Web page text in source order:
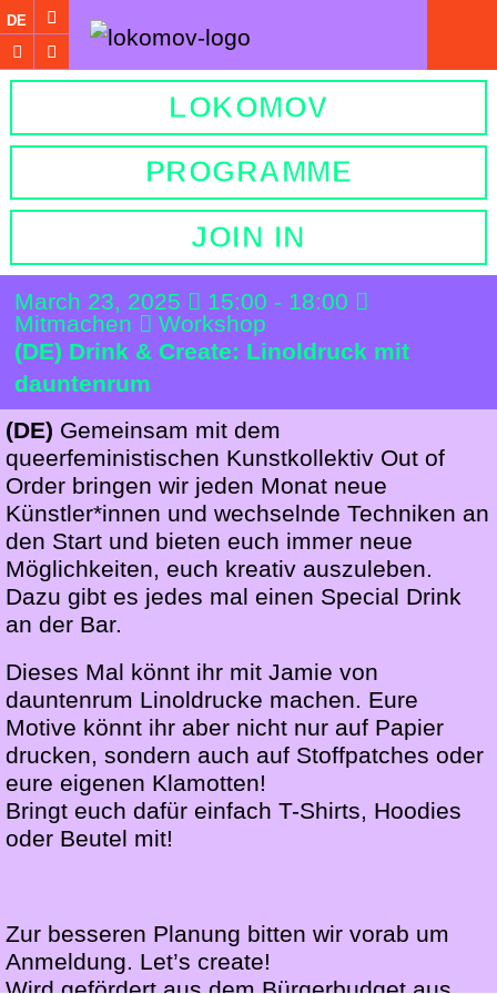
DE
LOKOMOV
PROGRAMME
JOIN IN
March 23, 2025
15:00 - 18:00
Mitmachen
Workshop
(DE) Drink & Create: Linoldruck mit
dauntenrum
(DE) Gemeinsam mit dem
queerfeministischen Kunstkollektiv Out of
Order bringen wir jeden Monat neue
Künstler*innen und wechselnde Techniken an
den Start und bieten euch immer neue
Möglichkeiten, euch kreativ auszuleben.
Dazu gibt es jedes mal einen Special Drink
an der Bar.
Dieses Mal könnt ihr mit Jamie von
dauntenrum Linoldrucke machen. Eure
Motive könnt ihr aber nicht nur auf Papier
drucken, sondern auch auf Stoffpatches oder
eure eigenen Klamotten!
Bringt euch dafür einfach T-Shirts, Hoodies
oder Beutel mit!
Zur besseren Planung bitten wir vorab um
Anmeldung. Let’s create!